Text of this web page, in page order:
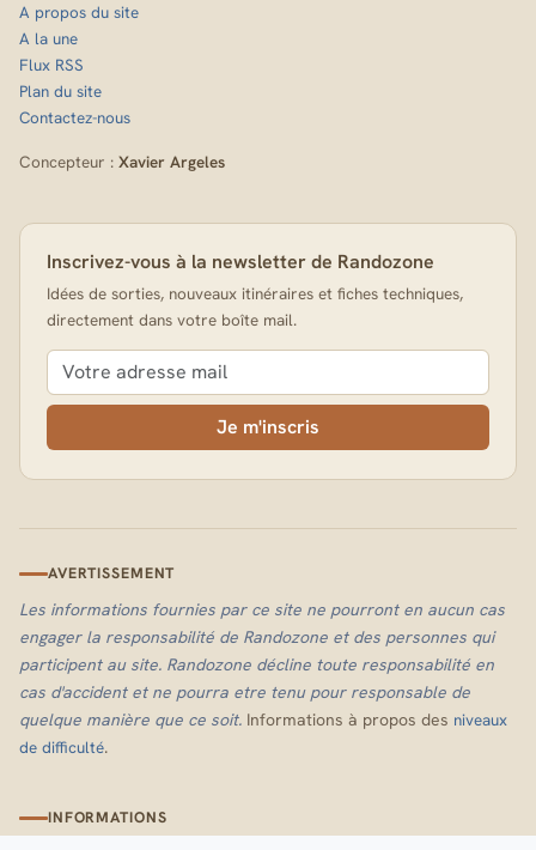
A propos du site
A la une
Flux RSS
Plan du site
Contactez-nous
Concepteur : Xavier Argeles
Inscrivez-vous à la newsletter de Randozone
Idées de sorties, nouveaux itinéraires et fiches techniques,
directement dans votre boîte mail.
Je m'inscris
AVERTISSEMENT
Les informations fournies par ce site ne pourront en aucun cas
engager la responsabilité de Randozone et des personnes qui
participent au site. Randozone décline toute responsabilité en
cas d'accident et ne pourra etre tenu pour responsable de
quelque manière que ce soit. Informations à propos des niveaux
de difficulté.
INFORMATIONS